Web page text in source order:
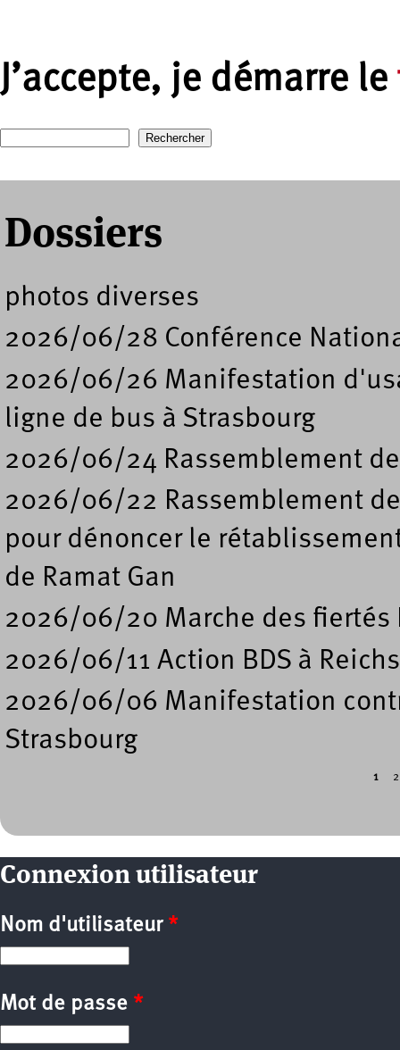
J’accepte, je démarre le
Formulaire de recherche
Dossiers
photos diverses
2026/06/28 Conférence
2026/06/26 Manifestation
ligne de bus à Strasbourg
2026/06/24 Rassemblement
2026/06/22 Rassemblement
pour dénoncer le
de Ramat Gan
2026/06/20 Marche des fiertés
2026/06/11 Action BDS à
2026/06/06 Manifestation
Strasbourg
1 2
Connexion utilisateur
Nom d'utilisateur *
Mot de passe *